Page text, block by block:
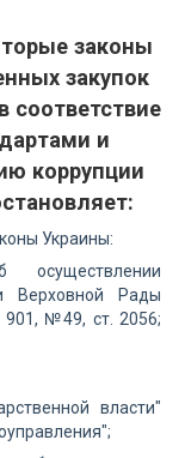
законы
закупок
соответствие
и
коррупции
Украины:
Верховной Рады
№49, ст. 2056;
власти"